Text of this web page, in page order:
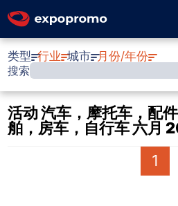
类型 行业 城市 月份/年份
搜索
活动 汽车，摩托车，配
舶，房车，自行车 六月
1